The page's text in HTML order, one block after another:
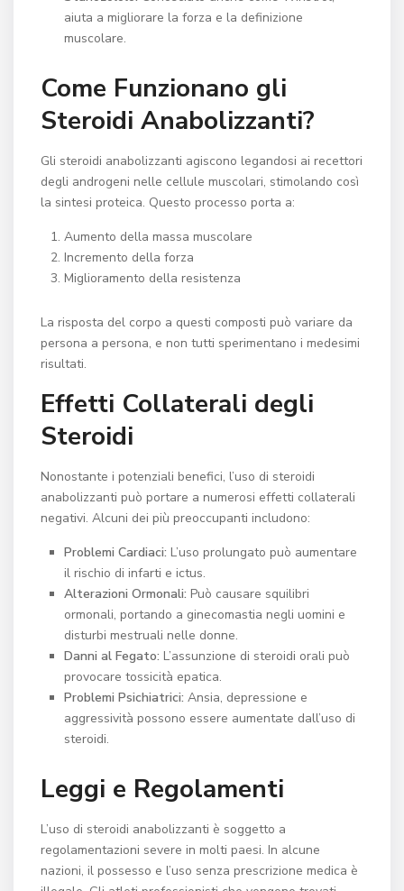
aiuta a migliorare la forza e la definizione
muscolare.
Come Funzionano gli
Steroidi Anabolizzanti?
Gli steroidi anabolizzanti agiscono legandosi ai recettori
degli androgeni nelle cellule muscolari, stimolando così
la sintesi proteica. Questo processo porta a:
Aumento della massa muscolare
Incremento della forza
Miglioramento della resistenza
La risposta del corpo a questi composti può variare da
persona a persona, e non tutti sperimentano i medesimi
risultati.
Effetti Collaterali degli
Steroidi
Nonostante i potenziali benefici, l’uso di steroidi
anabolizzanti può portare a numerosi effetti collaterali
negativi. Alcuni dei più preoccupanti includono:
Problemi Cardiaci: L’uso prolungato può aumentare
il rischio di infarti e ictus.
Alterazioni Ormonali: Può causare squilibri
ormonali, portando a ginecomastia negli uomini e
disturbi mestruali nelle donne.
Danni al Fegato: L’assunzione di steroidi orali può
provocare tossicità epatica.
Problemi Psichiatrici: Ansia, depressione e
aggressività possono essere aumentate dall’uso di
steroidi.
Leggi e Regolamenti
L’uso di steroidi anabolizzanti è soggetto a
regolamentazioni severe in molti paesi. In alcune
nazioni, il possesso e l’uso senza prescrizione medica è